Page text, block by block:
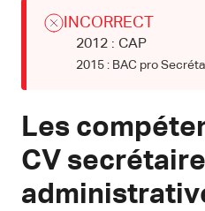
INCORRECT
2012 : CAP
2015 : BAC pro
Les
CV secrétaire